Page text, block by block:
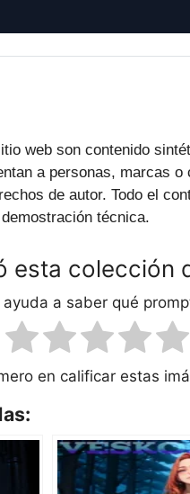
web son contenido
a personas, marcas
de autor. Todo el
técnica.
esta colección
ayuda a saber qué
en calificar estas